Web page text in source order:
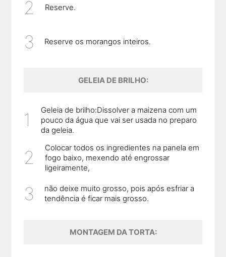
Reserve.
Reserve os morangos inteiros.
GELEIA DE BRILHO:
Geleia de brilho:Dissolver a maizena com um
pouco da água que vai ser usada no preparo
da geleia.
Colocar todos os ingredientes na panela em
fogo baixo, mexendo até engrossar
ligeiramente,
não deixe muito grosso, pois após esfriar a
tendência é ficar mais grosso.
MONTAGEM DA TORTA: